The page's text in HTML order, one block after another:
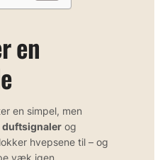
en
en simpel, men
duftsignaler og
hvepsene til – og
væk igen.